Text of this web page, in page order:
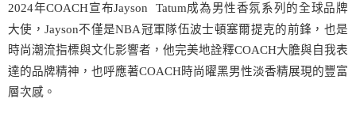
2024年COACH宣布Jayson Tatum成為男性香氛系列的全球品牌
大使， Jayson不僅是NBA冠軍隊伍波士頓塞爾提克的前鋒，也是
時尚潮流指標與文化影響者，他完美地詮釋COACH大膽與自我表
達的品牌精神，也呼應著COACH時尚曜黑男性淡香精展現的豐富
層次感。